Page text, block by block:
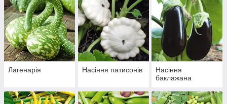
Лагенарія Насіння патисонів
Насіння
баклажана